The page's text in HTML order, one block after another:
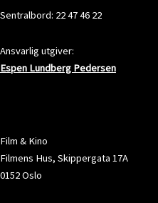
Sentralbord: 22 47 46 22
Ansvarlig utgiver:
Espen Lundberg Pedersen
Film & Kino
Filmens Hus, Skippergata 17A
0152 Oslo